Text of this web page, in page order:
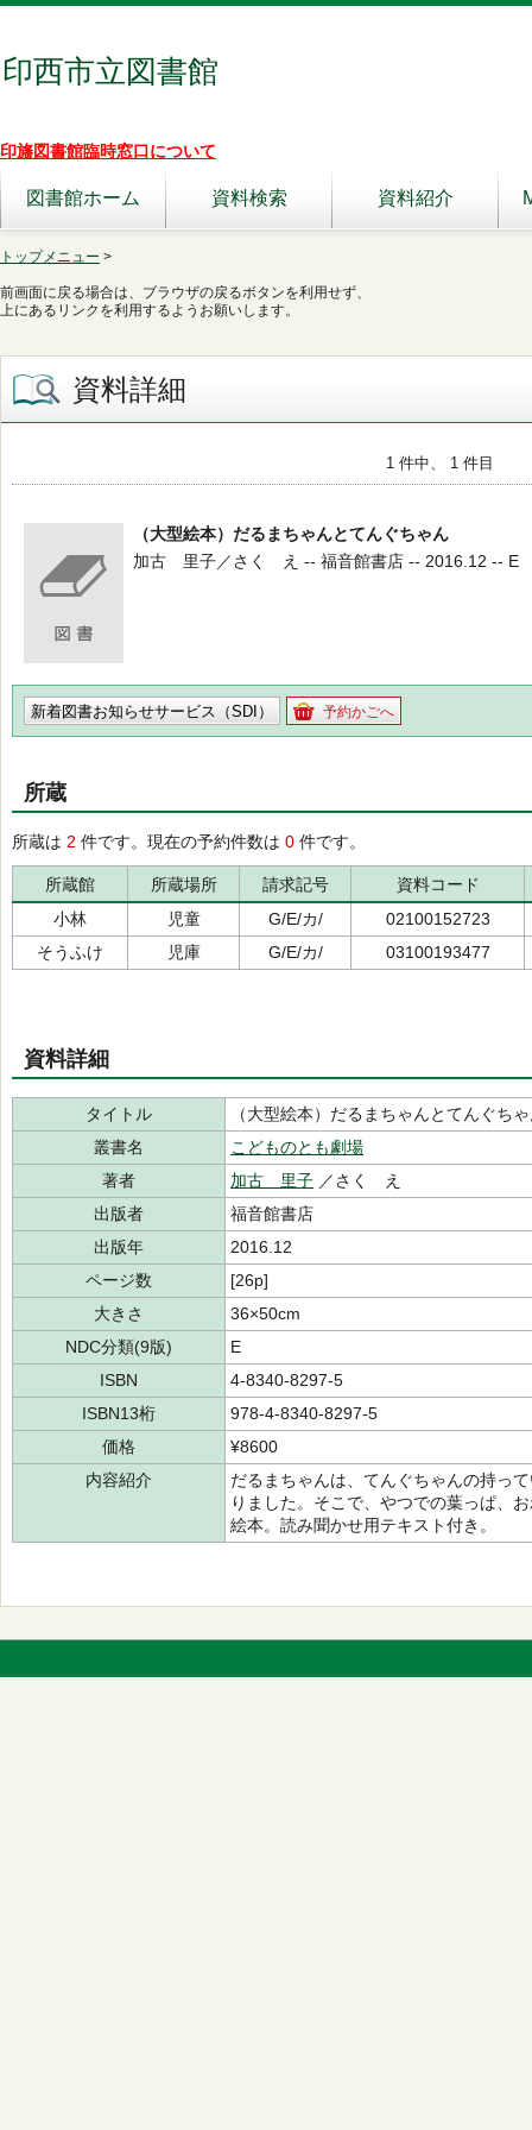
印西市立図書館
印旛図書館臨時窓口について
図書館ホーム 資料検索 資料紹介
トップメニュー >
前画面に戻る場合は、ブラウザの戻るボタンを利用せず、
上にあるリンクを利用するようお願いします。
資料詳細
1 件中、 1 件目
（大型絵本）だるまちゃんとてんぐちゃん
加古 里子／さく え -- 福音館書店 -- 2016.12 -- E
新着図書お知らせサービス（SDI） 予約かごへ
所蔵
所蔵は 2 件です。現在の予約件数は 0 件です。
所蔵館 所蔵場所 請求記号
資料コード
小林
児童 G/E/カ/
02100152723
そうふけ
児庫 G/E/カ/ 03100193477
資料詳細
タイトル
（大型絵本）だるまちゃんとてんぐち
叢書名
こどものとも劇場
著者
加古 里子 ／さく え
出版者
福音館書店
出版年
2016.12
ページ数
[26p]
大きさ
36×50cm
NDC分類(9版)
E
ISBN
4-8340-8297-5
ISBN13桁
978-4-8340-8297-5
価格
¥8600
内容紹介
だるまちゃんは、てんぐちゃんの持っ
りました。そこで、やつでの葉っぱ、
絵本。読み聞かせ用テキスト付き。